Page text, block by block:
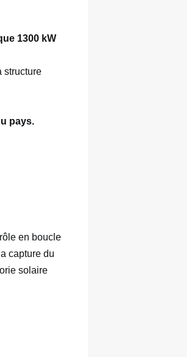
1300 kW
structure
en boucle
capture du
solaire